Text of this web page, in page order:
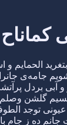
الحمایم
جامه‌ی
و آبی بردل
گلشن
توجد
جانم ده ز جام